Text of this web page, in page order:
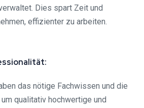
Dies spart Zeit und
effizienter zu arbeiten.
das nötige Fachwissen und die
qualitativ hochwertige und